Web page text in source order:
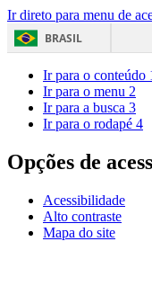
Ir direto para menu de
BRASIL
Ir para o conteúdo
Ir para o menu 2
Ir para a busca 3
Ir para o rodapé 4
Opções de
Acessibilidade
Alto contraste
Mapa do site